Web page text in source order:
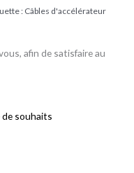
: Câbles d'accélérateur
afin de satisfaire au
souhaits